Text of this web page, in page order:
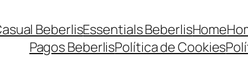
BeberlisEssentials BeberlisHome
Pagos BeberlisPolítica de Cookies